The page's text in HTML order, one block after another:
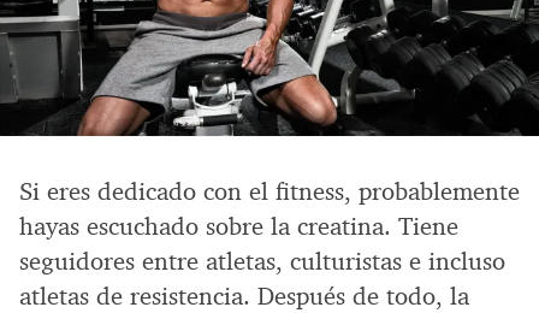
Si eres dedicado con el fitness, probablemente
hayas escuchado sobre la creatina. Tiene
seguidores entre atletas, culturistas e incluso
atletas de resistencia. Después de todo, la